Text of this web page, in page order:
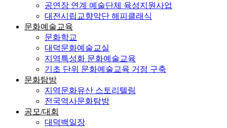
공연장 연계 예술단체 육성지원사업
대전시립교향악단 해피클래식
문화예술교육
문화학교
대덕문화예술교실
지역특성화 문화예술교육
기초 단위 문화예술교육 거점 구축
문화탐방
지역문화유산 스토리텔링
전국역사문화탐방
공모/대회
대덕백일장